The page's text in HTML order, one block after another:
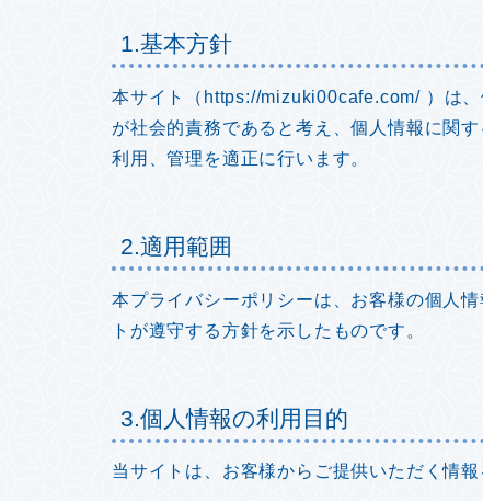
1.基本方針
本サイト（https://mizuki00cafe.com/ ）は
が社会的責務であると考え、個人情報に関
利用、管理を適正に行います。
2.適用範囲
本プライバシーポリシーは、お客様の個人
トが遵守する方針を示したものです。
3.個人情報の利用目的
当サイトは、お客様からご提供いただく情